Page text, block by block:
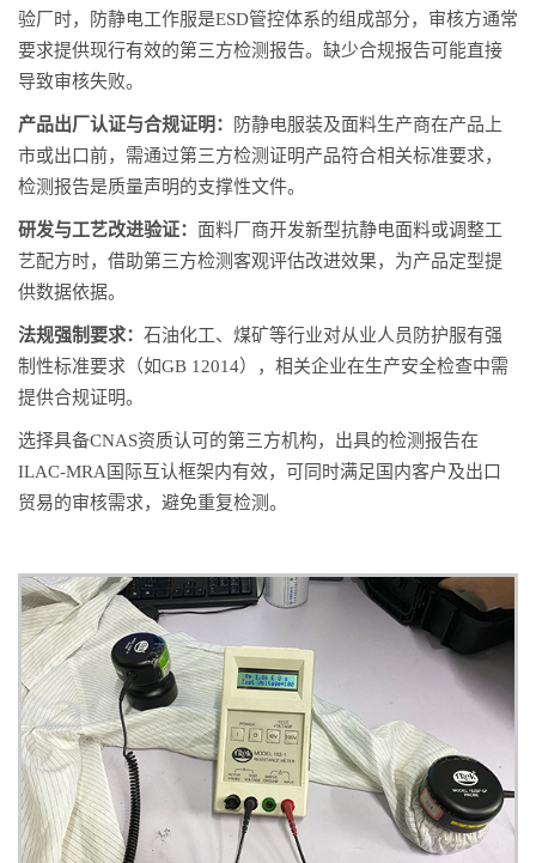
验厂时，防静电工作服是ESD管控体系的组成部分，审核方通常
要求提供现行有效的第三方检测报告。缺少合规报告可能直接
导致审核失败。
产品出厂认证与合规证明：
防静电服装及面料生产商在产品上
市或出口前，需通过第三方检测证明产品符合相关标准要求，
检测报告是质量声明的支撑性文件。
研发与工艺改进验证： 面料厂商开发新型抗静电面料或调整工
艺配方时，借助第三方检测客观评估改进效果，为产品定型提
供数据依据。
法规强制要求： 石油化工、煤矿等行业对从业人员防护服有强
制性标准要求（如GB 12014），相关企业在生产安全检查中需
提供合规证明。
选择具备CNAS资质认可的第三方机构，出具的检测报告在
ILAC-MRA国际互认框架内有效，可同时满足国内客户及出口
贸易的审核需求，避免重复检测。